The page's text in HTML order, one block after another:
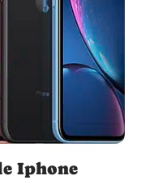
Iphone